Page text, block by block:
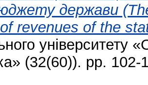
держави
revenues of the
університету
(32(60)). pp.